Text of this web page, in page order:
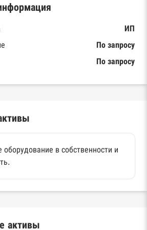
ИП
По запросу
По запросу
оборудование в собственности и
активы